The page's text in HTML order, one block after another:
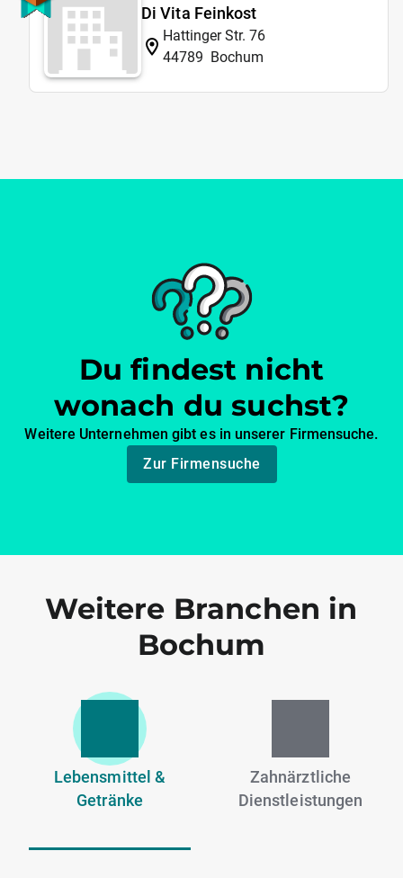
Di Vita Feinkost
Hattinger Str. 76
44789 Bochum
Du findest nicht
wonach du suchst?
Weitere Unternehmen gibt es in unserer Firmensuche.
Zur Firmensuche
Weitere Branchen in
Bochum
Lebensmittel &
Getränke
Zahnärztliche
Dienstleistungen